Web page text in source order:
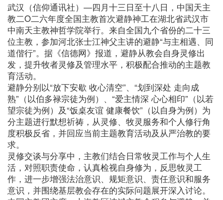
武汉（信仰通讯社）—四月十三日至十八日，中国天主
教二O二六年度全国主教首次避静神工在湖北省武汉市
中南天主教神哲学院举行。来自全国九个省份的二十三
位主教，参加河北张士江神父主讲的避静“与主相遇、同
道偕行”。据《信德网》报道，避静从教会自身灵修出
发，提升牧者灵修及管理水平，积极配合推动的主题教
育活动。
避静分别以“放下安歇 收心清空”、“划到深处 走向成
熟”（以伯多禄宗徒为例）、“爱主情深 心心相印”（以若
望宗徒为例）及“饭桌友谊 健康餐饮”（以自身为例）为
分主题进行默想祈祷，从灵修、牧灵服务和个人修行角
度积极反省，并回应当前主题教育活动及从严治教的要
求。
灵修交谈与分享中，主教们结合日常牧灵工作与个人生
活，对照职责使命，认真检视自身修为，反思牧灵工
作，进一步增强法治意识、规矩意识、责任意识和服务
意识，并围绕基层教会存在的实际问题展开深入讨论。